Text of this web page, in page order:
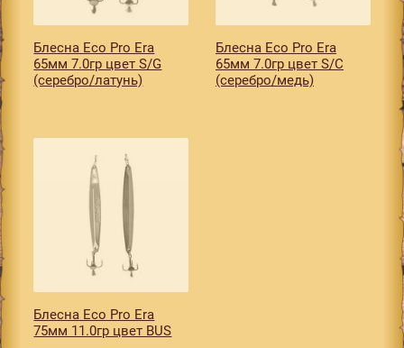
Блесна Eco Pro Era
65мм 7.0гр цвет S/G
(серебро/латунь)
Блесна Eco Pro Era
65мм 7.0гр цвет S/С
(серебро/медь)
Блесна Eco Pro Era
75мм 11.0гр цвет BUS